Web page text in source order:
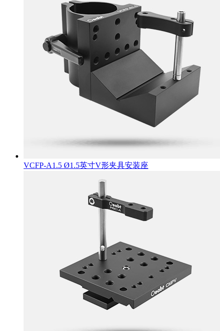
VCFP-A1.5 Ø1.5英寸V形夹具安装座